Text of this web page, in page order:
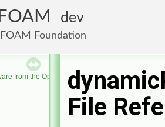
dev
Foundation
from the OpenFOAM Foundation
File